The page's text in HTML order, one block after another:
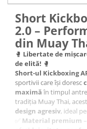
Short
2.0 –
din Muay
🥊 Libertate de
de elită! 🥊
Short-ul Kickboxing
sportivii care își doresc
maximă în timpul
tradiția Muay Thai,
design agresiv, ideal
Material premium